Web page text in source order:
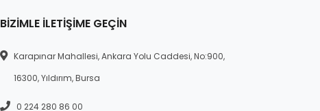
BIZIMLE İLETIŞIME GEÇIN
Karapınar Mahallesi, Ankara Yolu Caddesi, No:900,
16300, Yıldırım, Bursa
0 224 280 86 00